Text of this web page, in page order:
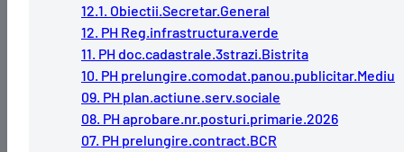
07. PH prelungire.contract.BCR
08. PH aprobare.nr.posturi.primarie.2026
09. PH plan.actiune.serv.sociale
10. PH prelungire.comodat.panou.publicitar.Mediu
11. PH doc.cadastrale.3strazi.Bistrita
12. PH Reg.infrastructura.verde
12.1. Obiectii.Secretar.General